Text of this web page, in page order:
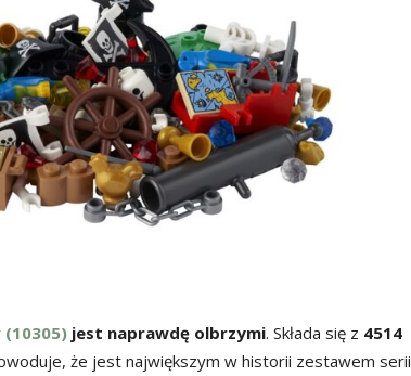
(10305) jest naprawdę olbrzymi. Składa się z 4514
że jest największym w historii zestawem serii